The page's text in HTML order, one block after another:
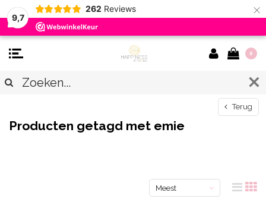
9,7
262 Reviews ×
0
Terug
Producten getagd met emie
Meest